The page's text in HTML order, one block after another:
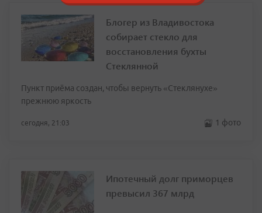
Блогер из Владивостока
собирает стекло для
восстановления бухты
Стеклянной
Пункт приёма создан, чтобы вернуть «Стеклянухе»
прежнюю яркость
сегодня, 21:03 1 фото
Ипотечный долг приморцев
превысил 367 млрд